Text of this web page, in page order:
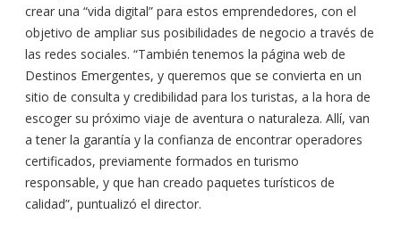
crear una “vida digital” para estos emprendedores, con el
objetivo de ampliar sus posibilidades de negocio a través de
las redes sociales. “También tenemos la página web de
Destinos Emergentes, y queremos que se convierta en un
sitio de consulta y credibilidad para los turistas, a la hora de
escoger su próximo viaje de aventura o naturaleza. Allí, van
a tener la garantía y la confianza de encontrar operadores
certificados, previamente formados en turismo
responsable, y que han creado paquetes turísticos de
calidad”, puntualizó el director.